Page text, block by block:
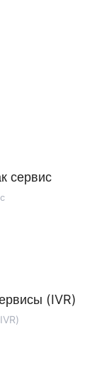
сервис
(IVR)